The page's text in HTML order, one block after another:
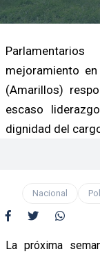
mejoramiento
(Amarillos)
escaso
dignidad del
Nacional
La próxima